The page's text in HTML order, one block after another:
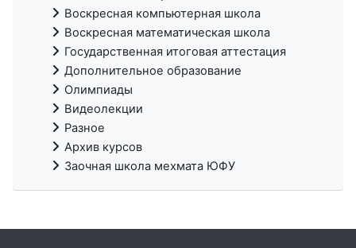
Воскресная компьютерная школа
Воскресная математическая школа
Государственная итоговая аттестация
Дополнительное образование
Олимпиады
Видеолекции
Разное
Архив курсов
Заочная школа мехмата ЮФУ